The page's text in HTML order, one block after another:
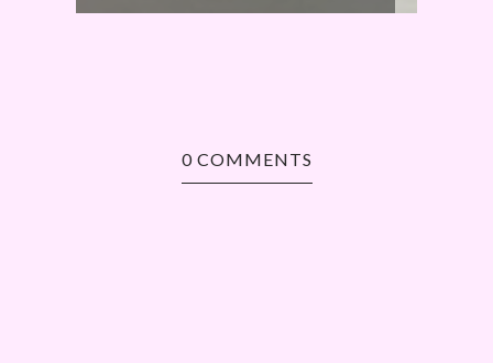
0 COMMENTS